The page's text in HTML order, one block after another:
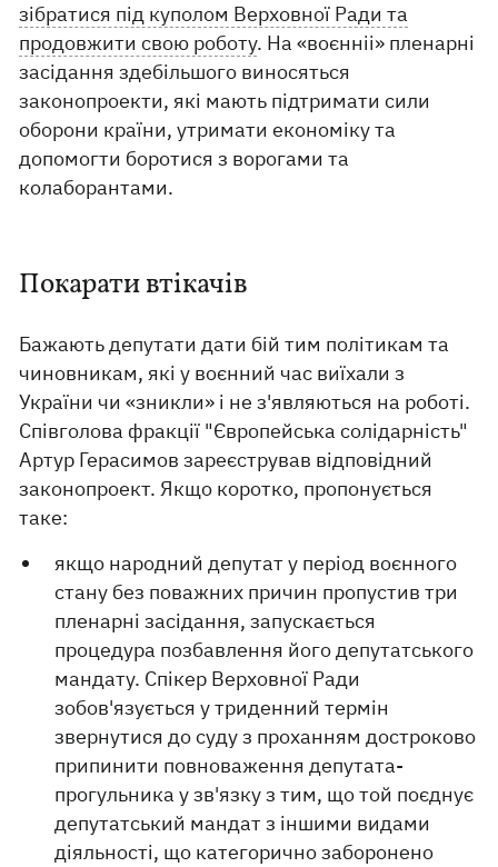
зібратися під куполом Верховної Ради та
продовжити свою роботу. На «воєнніі» пленарні
засідання здебільшого виносяться
законопроекти, які мають підтримати сили
оборони країни, утримати економіку та
допомогти боротися з ворогами та
колаборантами.
Покарати втікачів
Бажають депутати дати бій тим політикам та
чиновникам, які у воєнний час виїхали з
України чи «зникли» і не з'являються на роботі.
Співголова фракції "Європейська солідарність"
Артур Герасимов зареєстрував відповідний
законопроект. Якщо коротко, пропонується
таке:
якщо народний депутат у період воєнного
стану без поважних причин пропустив три
пленарні засідання, запускається
процедура позбавлення його депутатського
мандату. Спікер Верховної Ради
зобов'язується у триденний термін
звернутися до суду з проханням достроково
припинити повноваження депутата-
прогульника у зв'язку з тим, що той поєднує
депутатський мандат з іншими видами
діяльності, що категорично заборонено